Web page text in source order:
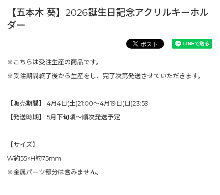
【五本木 葵】2026誕生日記念アクリルキーホル
ダー
※こちらは受注生産の商品です。
※受注期間終了後から生産をし、完了次第発送させていただきます。
【販売期間】 4月4日(土)21:00〜4月19日(日)23:59
【発送時期】 5月下旬頃〜順次発送予定
【サイズ】
W約55×H約75mm
※金属パーツ部分は含みません。